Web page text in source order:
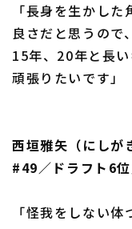
「長身を生かし
良さだと思うので
15年、20年と長
頑張りたいです」
西垣雅矢（にしが
#49／ドラフト6
「怪我をしない